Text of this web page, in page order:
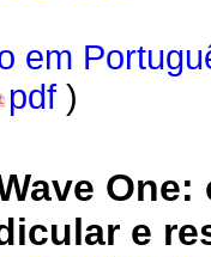
em
pdf )
One:
e